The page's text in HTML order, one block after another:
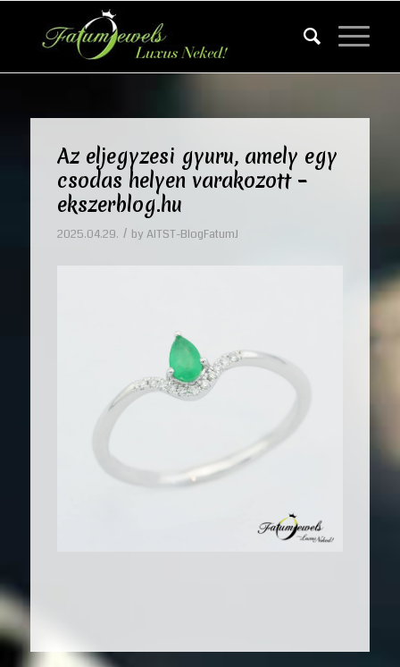
Az eljegyzesi gyuru, amely egy
csodas helyen varakozott –
ekszerblog.hu
2025.04.29. / by AITST-BlogFatumJ